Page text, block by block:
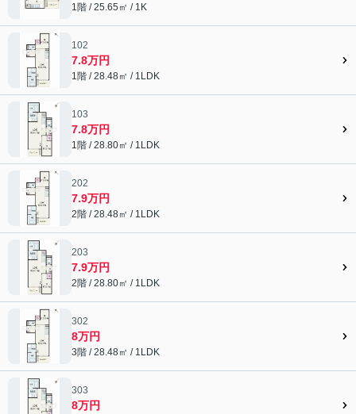
1階 / 25.65㎡ / 1K
102
7.8万円
1階 / 28.48㎡ / 1LDK
103
7.8万円
1階 / 28.80㎡ / 1LDK
202
7.9万円
2階 / 28.48㎡ / 1LDK
203
7.9万円
2階 / 28.80㎡ / 1LDK
302
8万円
3階 / 28.48㎡ / 1LDK
303
8万円